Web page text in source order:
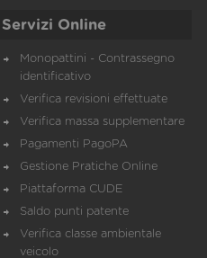
Servizi Online
Monopattini - Contrassegno
identificativo
Verifica revisioni effettuate
Verifica massa supplementare
Pagamenti PagoPA
Gestione Pratiche Online
Piattaforma CUDE
Saldo punti patente
Verifica classe ambientale
veicolo